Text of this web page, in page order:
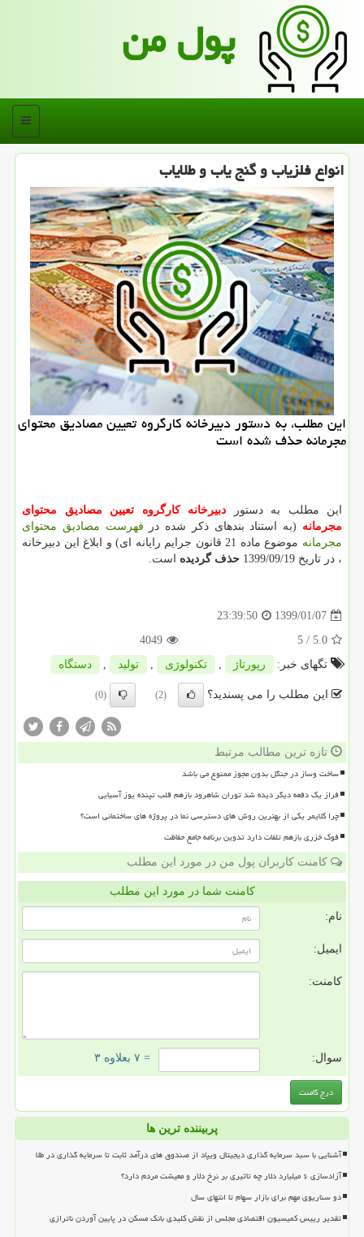
پول من
منو
انواع فلزیاب و گنج یاب و طلایاب
این مطلب، به دستور دبیرخانه كارگروه تعیین مصادیق محتوای
مجرمانه حذف شده است
این مطلب به دستور دبیرخانه كارگروه تعیین مصادیق محتوای
مجرمانه (به استناد بندهای ذکر شده در فهرست مصادیق محتوای
مجرمانه
موضوع ماده 21 قانون جرایم رایانه ای) و ابلاغ این دبیرخانه
، در تاریخ 1399/09/19
حذف گردیده است.
1399/01/07
23:39:50
5.0
/ 5
4049
تگهای خبر:
رپورتاژ , تكنولوژی , تولید , دستگاه
این مطلب را می پسندید؟ (2)
(0)
تازه ترین مطالب مرتبط
ساخت وساز در جنگل بدون مجوز ممنوع می باشد
فراز یک دفعه دیگر دیده شد توران شاهرود بازهم قلب تپنده یوز آسیایی
چرا کلایمر یکی از بهترین روش های دسترسی نما در پروژه های ساختمانی است؟
فوک خزری بازهم تلفات دارد تدوین برنامه جامع حفاظت
کامنت کاربران پول من در مورد این مطلب
کامنت شما در مورد این مطلب
نام:
ایمیل:
کامنت:
سوال: = ۷ بعلاوه ۳
پربیننده ترین ها
آشنایی با سبد سرمایه گذاری دیجیتال ویپاد از صندوق های درآمد ثابت تا سرمایه گذاری در طلا
آزادسازی ۶ میلیارد دلار چه تاثیری بر نرخ دلار و معیشت مردم دارد؟
دو سناریوی مهم برای بازار سهام تا انتهای سال
تقدیر رییس کمیسیون اقتصادی مجلس از نقش کلیدی بانک مسکن در پایین آوردن ناترازی